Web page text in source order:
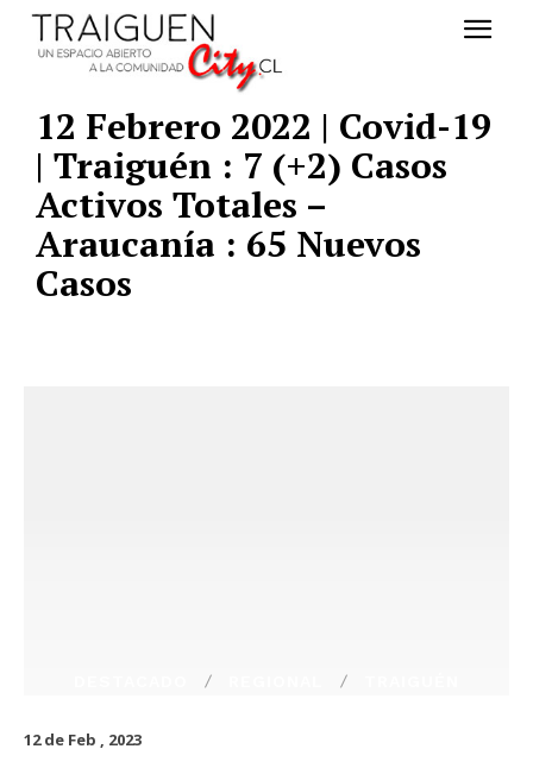
12 Febrero 2022 | Covid-19
| Traiguén : 7 (+2) Casos
Activos Totales –
Araucanía : 65 Nuevos
Casos
12 de Feb , 2023